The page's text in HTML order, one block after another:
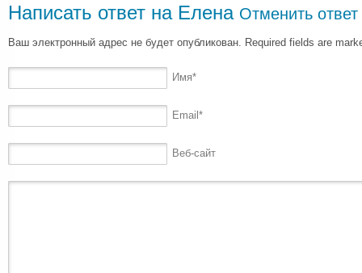
Написать ответ на Елена Отменить ответ
Ваш электронный адрес не будет опубликован. Required fields are
Имя*
Email *
Веб-сайт